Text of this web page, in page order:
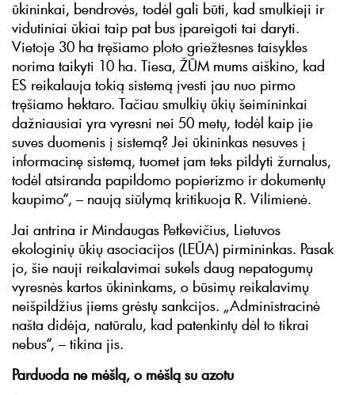
ūkininkai, bendrovės, todėl gali būti, kad smulkieji ir
vidutiniai ūkiai taip pat bus įpareigoti tai daryti.
Vietoje 30 ha tręšiamo ploto griežtesnes taisykles
norima taikyti 10 ha. Tiesa, ŽŪM mums aiškino, kad
ES reikalauja tokią sistemą įvesti jau nuo pirmo
tręšiamo hektaro. Tačiau smulkių ūkių šeimininkai
dažniausiai yra vyresni nei 50 metų, todėl kaip jie
suves duomenis į sistemą? Jei ūkininkas nesuves į
informacinę sistemą, tuomet jam teks pildyti žurnalus,
todėl atsiranda papildomo popierizmo ir dokumentų
kaupimo“, – naują siūlymą kritikuoja R. Vilimienė.
Jai antrina ir Mindaugas Petkevičius, Lietuvos
ekologinių ūkių asociacijos (LEŪA) pirmininkas. Pasak
jo, šie nauji reikalavimai sukels daug nepatogumų
vyresnės kartos ūkininkams, o būsimų reikalavimų
neišpildžius jiems grėstų sankcijos. „Administracinė
našta didėja, natūralu, kad patenkintų dėl to tikrai
nebus“, – tikina jis.
Parduoda ne mėšlą, o mėšlą su azotu